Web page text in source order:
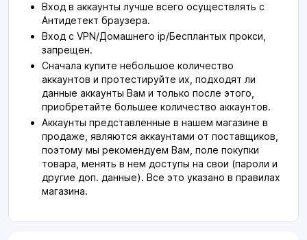
Вход в аккаунты лучше всего осуществлять с
Антидетект браузера.
Вход с VPN/Домашнего ip/Бесплантых прокси,
запрещен.
Сначала купите небольшое количество
аккаунтов и протестируйте их, подходят ли
данные аккаунты Вам и только после этого,
приобретайте большее количество аккаунтов.
Аккаунты представленные в нашем магазине в
продаже, являются аккаунтами от поставщиков,
поэтому мы рекомендуем Вам, поле покупки
товара, менять в нем доступы на свои (пароли и
другие доп. данные). Все это указано в правилах
магазина.